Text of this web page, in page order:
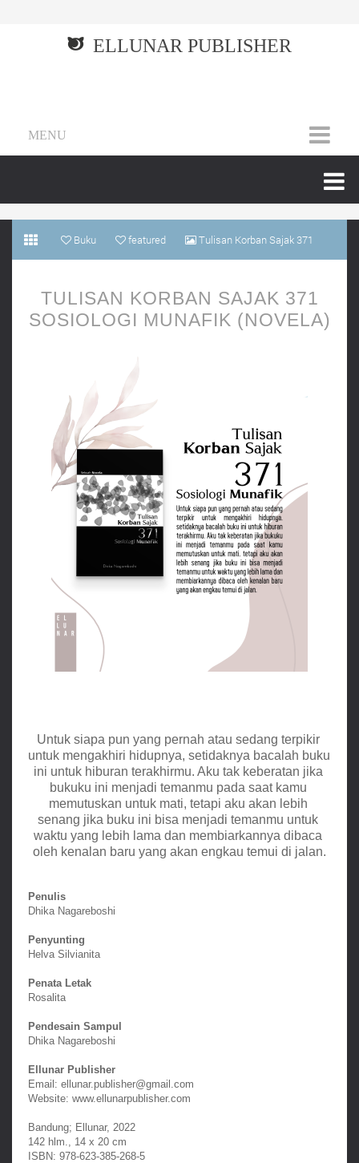
ELLUNAR PUBLISHER
MENU
Buku featured Tulisan Korban Sajak 371
TULISAN KORBAN SAJAK 371
SOSIOLOGI MUNAFIK (NOVELA)
Untuk siapa pun yang pernah atau sedang terpikir
untuk mengakhiri hidupnya, setidaknya bacalah buku
ini untuk hiburan terakhirmu. Aku tak keberatan jika
bukuku ini menjadi temanmu pada saat kamu
memutuskan untuk mati, tetapi aku akan lebih
senang jika buku ini bisa menjadi temanmu untuk
waktu yang lebih lama dan membiarkannya dibaca
oleh kenalan baru yang akan engkau temui di jalan.
Penulis
Dhika Nagareboshi
Penyunting
Helva Silvianita
Penata Letak
Rosalita
Pendesain Sampul
Dhika Nagareboshi
Ellunar Publisher
Email: ellunar.publisher@gmail.com
Website: www.ellunarpublisher.com
Bandung; Ellunar, 2022
142 hlm., 14 x 20 cm
ISBN: 978-623-385-268-5